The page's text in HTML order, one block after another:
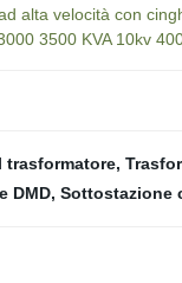
alta velocità con
3500 KVA 10kv
trasformatore,
DMD, Sottostazione